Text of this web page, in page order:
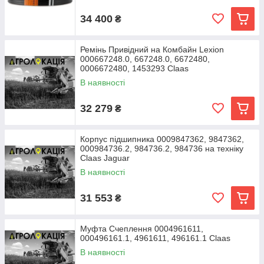
34 400 ₴
Ремінь Привідний на Комбайн Lexion
000667248.0, 667248.0, 6672480,
0006672480, 1453293 Claas
В наявності
32 279 ₴
Корпус підшипника 0009847362, 9847362,
000984736.2, 984736.2, 984736 на техніку
Claas Jaguar
В наявності
31 553 ₴
Муфта Счеплення 0004961611,
000496161.1, 4961611, 496161.1 Claas
В наявності